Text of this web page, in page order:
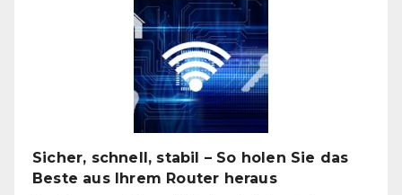
Sicher, schnell, stabil – So holen Sie das
Beste aus Ihrem Router heraus